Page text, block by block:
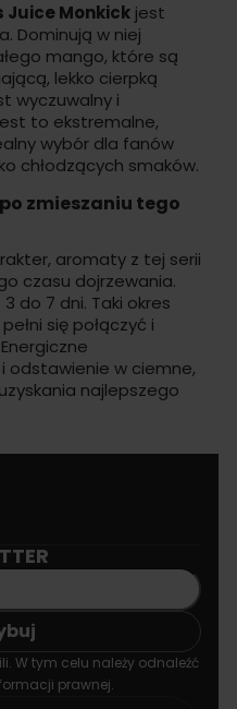
Monkick jest
Dominują w niej
mango, które są
lekko cierpką
wyczuwalny i
to ekstremalne,
wybór dla fanów
chłodzących smaków.
zmieszaniu tego
aromaty z tej serii
czasu dojrzewania.
do 7 dni. Taki okres
się połączyć i
odstawienie w ciemne,
najlepszego
W tym celu należy odnaleźć
prawnej.